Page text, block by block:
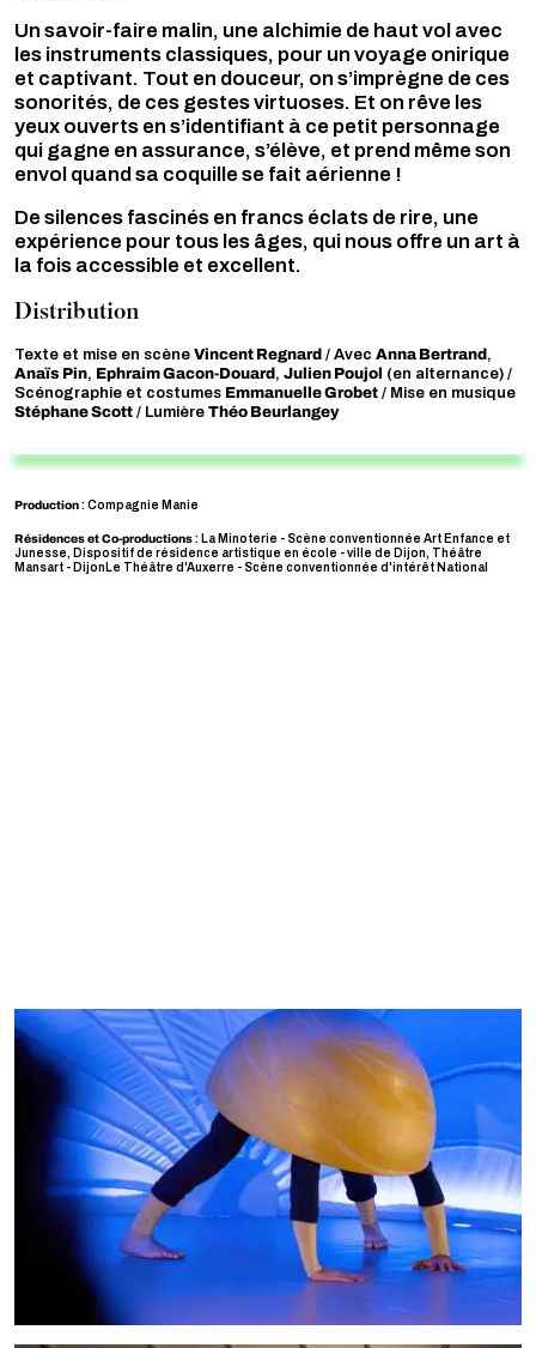
Un savoir-faire malin, une alchimie de haut vol avec
les instruments classiques, pour un voyage onirique
et captivant. Tout en douceur, on s’imprègne de ces
sonorités, de ces gestes virtuoses. Et on rêve les
yeux ouverts en s’identifiant à ce petit personnage
qui gagne en assurance, s’élève, et prend même son
envol quand sa coquille se fait aérienne !
De silences fascinés en francs éclats de rire, une
expérience pour tous les âges, qui nous offre un art à
la fois accessible et excellent.
Distribution
Texte et mise en scène Vincent Regnard / Avec Anna Bertrand,
Anaïs Pin, Ephraim Gacon-Douard, Julien Poujol (en alternance) /
Scénographie et costumes Emmanuelle Grobet / Mise en musique
Stéphane Scott / Lumière Théo Beurlangey
Production: Compagnie Manie
Résidences et Co-productions: La Minoterie - Scène conventionnée Art Enfance et
Junesse, Dispositif de résidence artistique en école - ville de Dijon, Théâtre
Mansart - DijonLe Théâtre d'Auxerre - Scène conventionnée d'intérêt National